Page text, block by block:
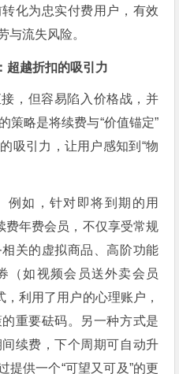
化为忠实付费用户，有效
与流失风险。
超越折扣的吸引力
，但容易陷入价格战，并
策略是将续费与“价值锚定”
吸引力，让用户感知到“物
例如，针对即将到期的用
费年费会员，不仅享受常规
关的虚拟商品、高阶功能
（如视频会员送外卖会员
，利用了用户的心理账户，
重要砝码。另一种方式是
间续费，下个周期可自动升
提供一个“可望又可及”的更